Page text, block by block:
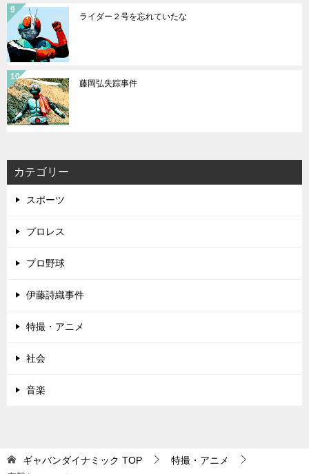
ライダー２号を忘れていたな
藤岡弘失踪事件
カテゴリー
スポーツ
プロレス
プロ野球
伊藤詩織事件
特撮・アニメ
社会
音楽
ギャバンダイナミック TOP
特撮・アニメ